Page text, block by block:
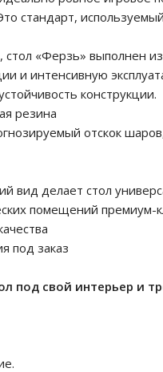
стандарт,
«Ферзь» выполнен
и интенсивную
конструкции.
резина
отскок
вид делает стол
помещений премиум-
под заказ
под свой интерьер и